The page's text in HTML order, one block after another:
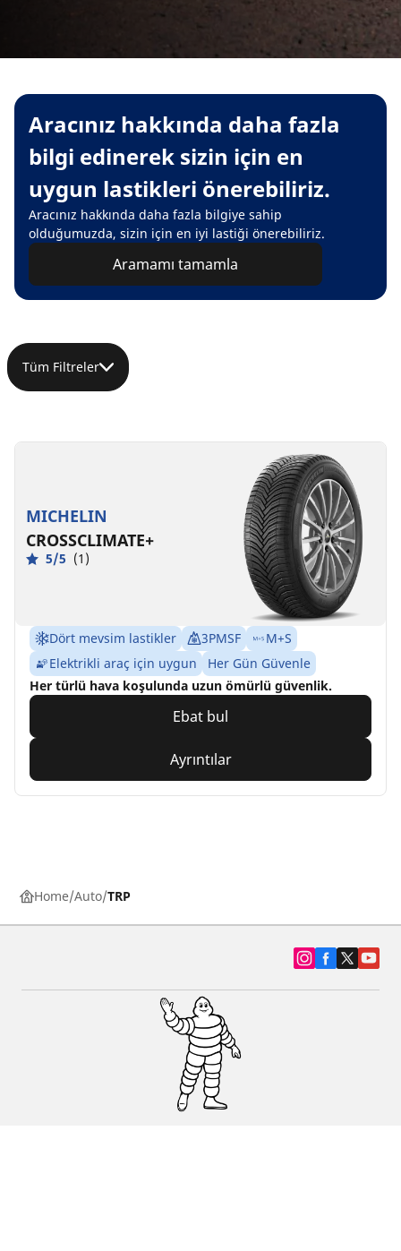
Aracınız hakkında daha fazla
bilgi edinerek sizin için en
uygun lastikleri önerebiliriz.
Aracınız hakkında daha fazla bilgiye sahip
olduğumuzda, sizin için en iyi lastiği önerebiliriz.
Aramamı tamamla
Tüm Filtreler
MICHELIN
CROSSCLIMATE+
5/5 (1)
Dört mevsim lastikler 3PMSF
M+S
Elektrikli araç için uygun
Her Gün Güvenle
Her türlü hava koşulunda uzun ömürlü güvenlik.
Ebat bul
Ayrıntılar
Home Auto TRP